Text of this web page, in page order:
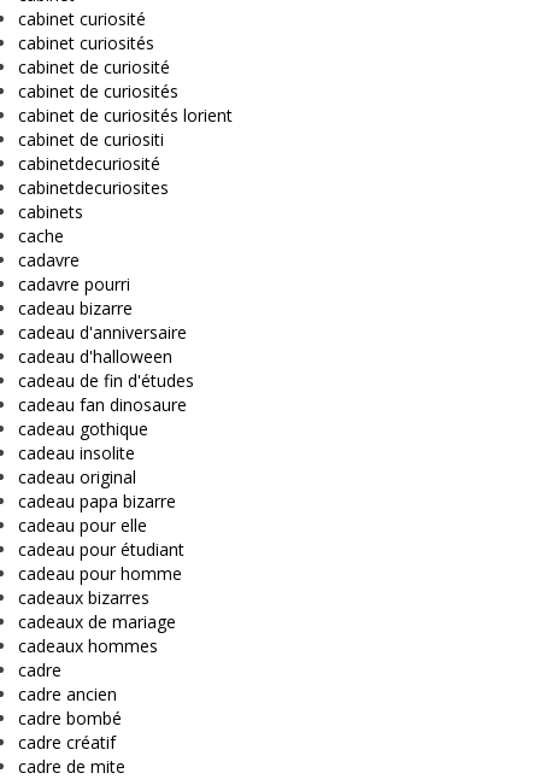
cabinet curiosité
cabinet curiosités
cabinet de curiosité
cabinet de curiosités
cabinet de curiosités lorient
cabinet de curiositi
cabinetdecuriosité
cabinetdecuriosites
cabinets
cache
cadavre
cadavre pourri
cadeau bizarre
cadeau d'anniversaire
cadeau d'halloween
cadeau de fin d'études
cadeau fan dinosaure
cadeau gothique
cadeau insolite
cadeau original
cadeau papa bizarre
cadeau pour elle
cadeau pour étudiant
cadeau pour homme
cadeaux bizarres
cadeaux de mariage
cadeaux hommes
cadre
cadre ancien
cadre bombé
cadre créatif
cadre de mite